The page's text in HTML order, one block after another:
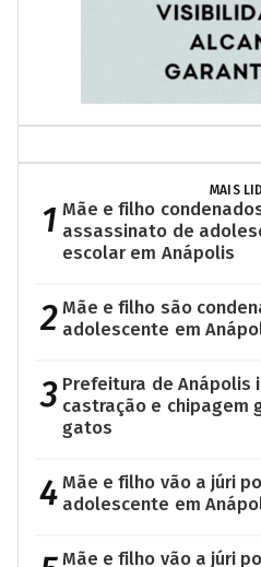
MAIS
1 Mãe e filho
assassinato de
escolar em Anápolis
2 Mãe e filho são
adolescente em
3 Prefeitura de Anápolis
castração e chipagem
gatos
4 Mãe e filho vão a júri
adolescente em
Mãe e filho vão a júri